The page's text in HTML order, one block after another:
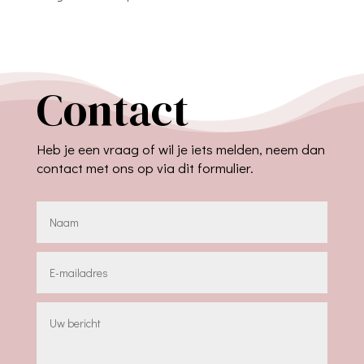
Contact
Heb je een vraag of wil je iets melden, neem dan
contact met ons op via dit formulier.